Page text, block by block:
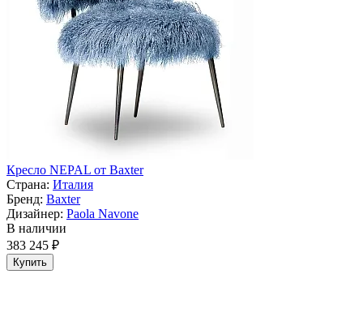
Кресло NEPAL от Baxter
Страна: Италия
Бренд: Baxter
Дизайнер: Paola Navone
В наличии
383 245 ₽
Купить